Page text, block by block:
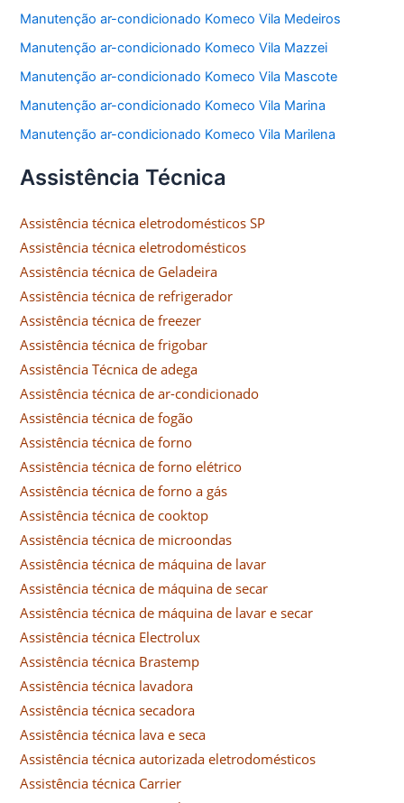
Manutenção ar-condicionado Komeco Vila Medeiros
Manutenção ar-condicionado Komeco Vila Mazzei
Manutenção ar-condicionado Komeco Vila Mascote
Manutenção ar-condicionado Komeco Vila Marina
Manutenção ar-condicionado Komeco Vila Marilena
Assistência Técnica
Assistência técnica eletrodomésticos SP
Assistência técnica eletrodomésticos
Assistência técnica de Geladeira
Assistência técnica de refrigerador
Assistência técnica de freezer
Assistência técnica de frigobar
Assistência Técnica de adega
Assistência técnica de ar-condicionado
Assistência técnica de fogão
Assistência técnica de forno
Assistência técnica de forno elétrico
Assistência técnica de forno a gás
Assistência técnica de cooktop
Assistência técnica de microondas
Assistência técnica de máquina de lavar
Assistência técnica de máquina de secar
Assistência técnica de máquina de lavar e secar
Assistência técnica Electrolux
Assistência técnica Brastemp
Assistência técnica lavadora
Assistência técnica secadora
Assistência técnica lava e seca
Assistência técnica autorizada eletrodomésticos
Assistência técnica Carrier